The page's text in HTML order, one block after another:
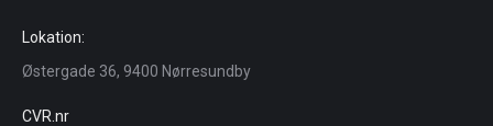
Lokation:
Østergade 36, 9400 Nørresundby
CVR.nr